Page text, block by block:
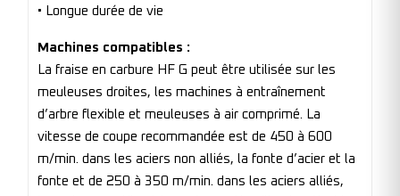
• Longue durée de vie
Machines compatibles :
La fraise en carbure HF G peut être utilisée sur les
meuleuses droites, les machines à entraînement
d’arbre flexible et meuleuses à air comprimé. La
vitesse de coupe recommandée est de 450 à 600
m/min. dans les aciers non alliés, la fonte d’acier et la
fonte et de 250 à 350 m/min. dans les aciers alliés,